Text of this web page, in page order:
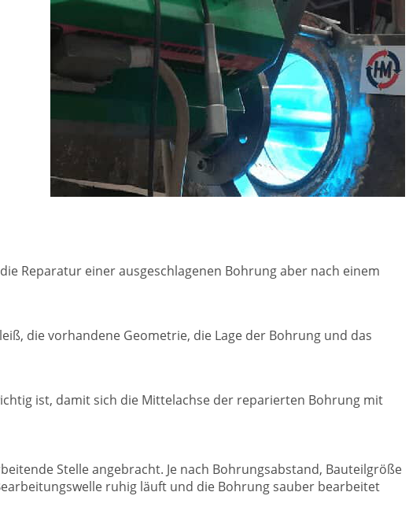
Reparatur einer ausgeschlagenen Bohrung aber nach einem
die vorhandene Geometrie, die Lage der Bohrung und das
ist, damit sich die Mittelachse der reparierten Bohrung mit
Stelle angebracht. Je nach Bohrungsabstand, Bauteilgröße
ruhig läuft und die Bohrung sauber bearbeitet